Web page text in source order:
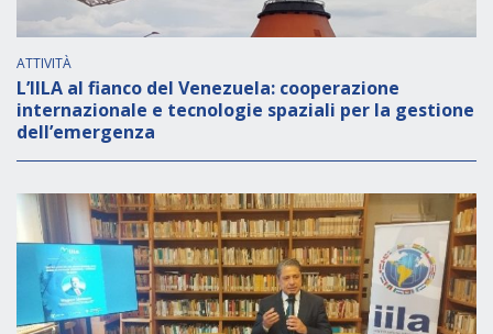
ATTIVITÀ
L’IILA al fianco del Venezuela: cooperazione
internazionale e tecnologie spaziali per la gestione
dell’emergenza